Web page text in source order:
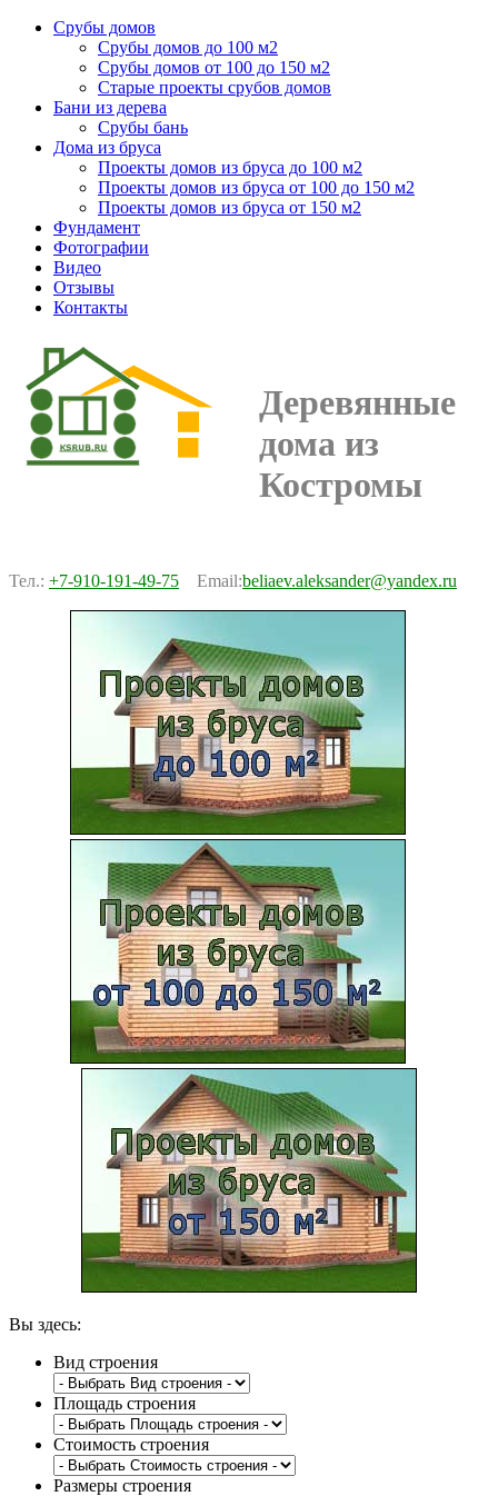
Срубы домов
Срубы домов до 100 м2
Срубы домов от 100 до 150 м2
Старые проекты срубов домов
Бани из дерева
Срубы бань
Дома из бруса
Проекты домов из бруса до 100 м2
Проекты домов из бруса от 100 до 150 м2
Проекты домов из бруса от 150 м2
Фундамент
Фотографии
Видео
Отзывы
Контакты
Деревянные
дома из
Костромы
Тел.: +7-910-191-49-75 Email:beliaev.aleksander@yandex.ru
Вы здесь:
Вид строения
Площадь строения
Стоимость строения
Размеры строения